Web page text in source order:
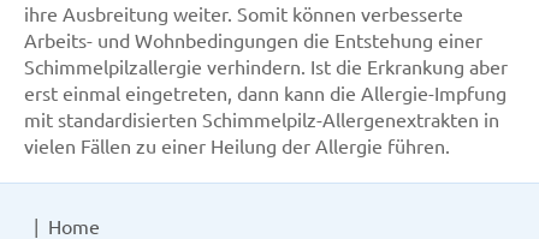
ihre Ausbreitung weiter. Somit können verbesserte
Arbeits- und Wohnbedingungen die Entstehung einer
Schimmelpilzallergie verhindern. Ist die Erkrankung aber
erst einmal eingetreten, dann kann die Allergie-Impfung
mit standardisierten Schimmelpilz-Allergenextrakten in
vielen Fällen zu einer Heilung der Allergie führen.
Home